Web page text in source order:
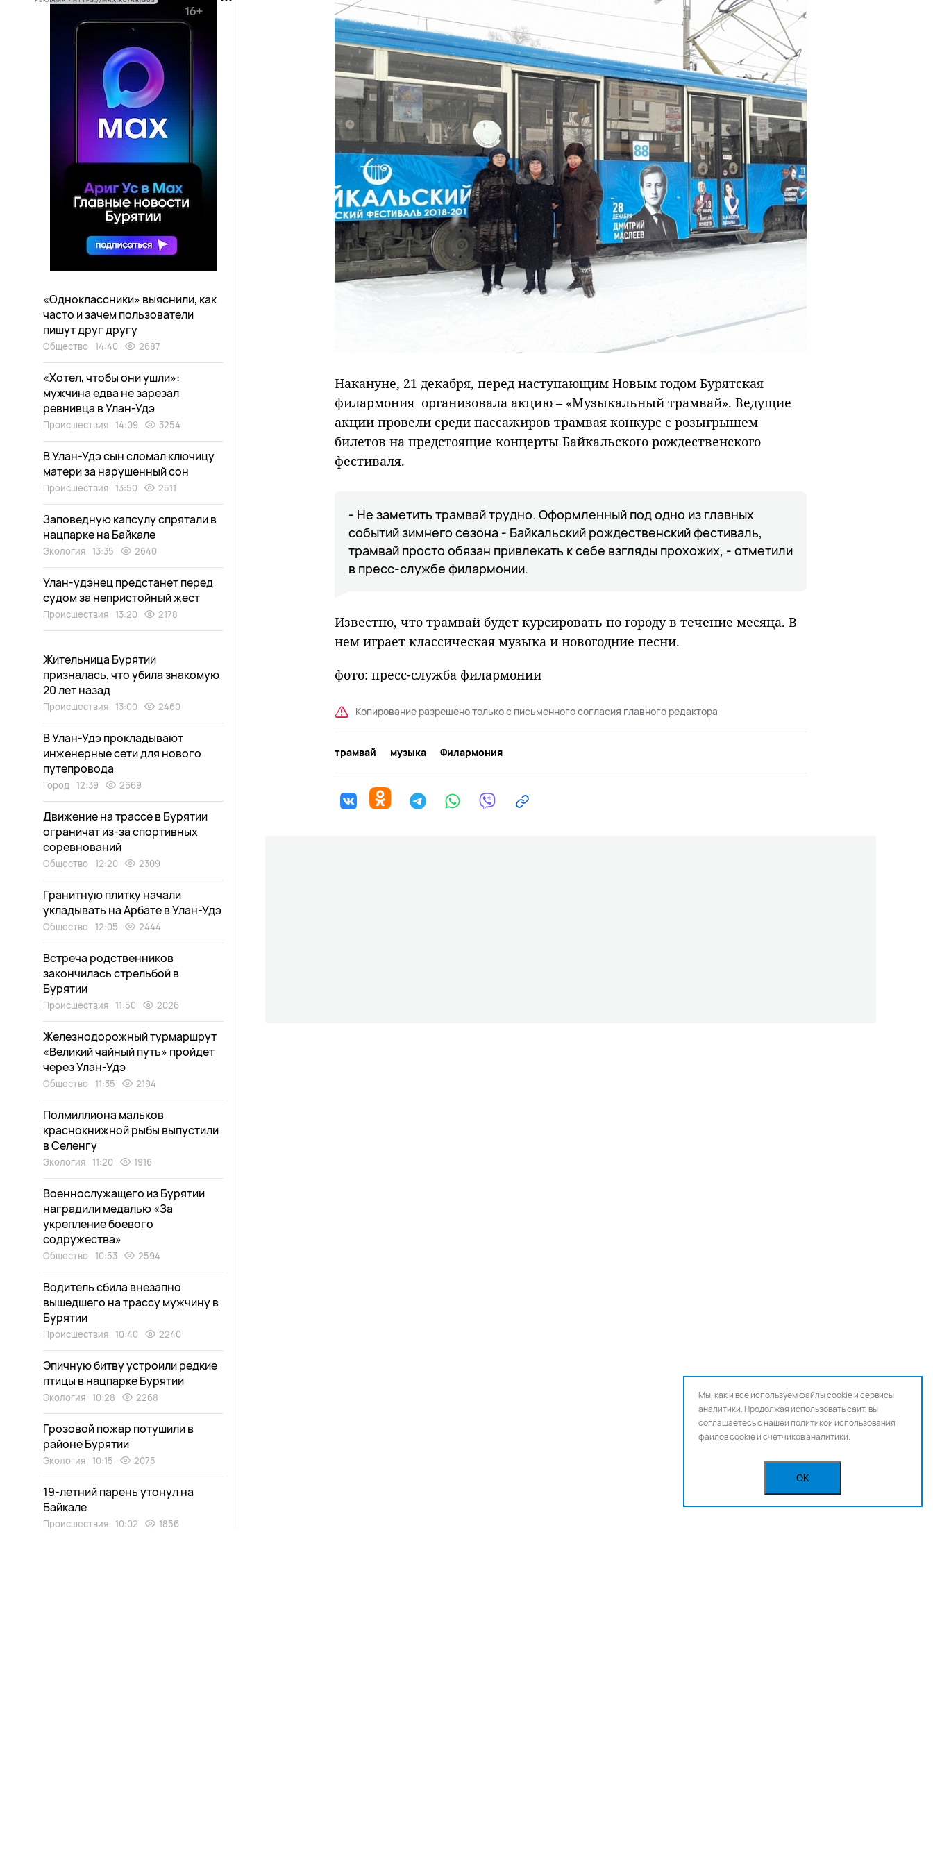
Накануне, 21 декабря, перед наступающим Новым годом Бурятская
филармония организовала акцию – «Музыкальный трамвай». Ведущие
акции провели среди пассажиров трамвая конкурс с розыгрышем
билетов на предстоящие концерты Байкальского рождественского
фестиваля.
- Не заметить трамвай трудно. Оформленный под одно из главных
событий зимнего сезона - Байкальский рождественский фестиваль,
трамвай просто обязан привлекать к себе взгляды прохожих, - отметили
в пресс-службе филармонии.
Известно, что трамвай будет курсировать по городу в течение месяца. В
нем играет классическая музыка и новогодние песни.
фото: пресс-служба филармонии
Копирование разрешено только с письменного согласия главного редактора
трамвай музыка Филармония
«Одноклассники» выяснили, как
часто и зачем пользователи
пишут друг другу
Общество 14:40 2687
«Хотел, чтобы они ушли»:
мужчина едва не зарезал
ревнивца в Улан-Удэ
Происшествия 14:09 3254
В Улан-Удэ сын сломал ключицу
матери за нарушенный сон
Происшествия 13:50 2511
Заповедную капсулу спрятали в
нацпарке на Байкале
Экология 13:35 2640
Улан-удэнец предстанет перед
судом за непристойный жест
Происшествия 13:20 2178
Жительница Бурятии
призналась, что убила знакомую
20 лет назад
Происшествия 13:00 2460
В Улан-Удэ прокладывают
инженерные сети для нового
путепровода
Город 12:39 2669
Движение на трассе в Бурятии
ограничат из-за спортивных
соревнований
Общество 12:20 2309
Гранитную плитку начали
укладывать на Арбате в Улан-Удэ
Общество 12:05 2444
Встреча родственников
закончилась стрельбой в
Бурятии
Происшествия 11:50 2026
Железнодорожный турмаршрут
«Великий чайный путь» пройдет
через Улан-Удэ
Общество 11:35 2194
Полмиллиона мальков
краснокнижной рыбы выпустили
в Селенгу
Экология 11:20 1916
Военнослужащего из Бурятии
наградили медалью «За
укрепление боевого
содружества»
Общество 10:53 2594
Водитель сбила внезапно
вышедшего на трассу мужчину в
Бурятии
Происшествия 10:40 2240
Эпичную битву устроили редкие
птицы в нацпарке Бурятии
Экология 10:28 2268
Грозовой пожар потушили в
районе Бурятии
Экология 10:15 2075
19-летний парень утонул на
Байкале
Происшествия 10:02 1856
Мы, как и все используем файлы cookie и сервисы
аналитики. Продолжая использовать сайт, вы
соглашаетесь с нашейполитикой использования
файлов cookie и счетчиков аналитики.
OK